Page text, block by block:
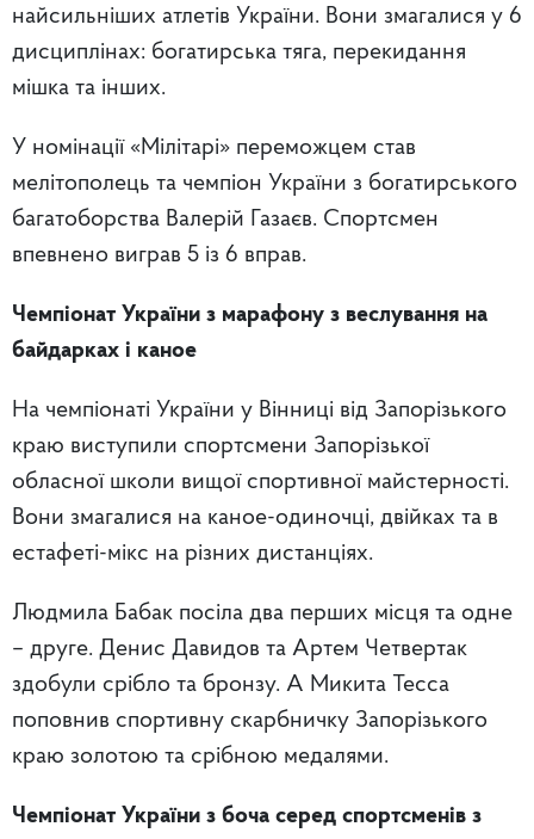
найсильніших атлетів України. Вони змагалися у 6
дисциплінах: богатирська тяга, перекидання
мішка та інших.
У номінації «Мілітарі» переможцем став
мелітополець та чемпіон України з богатирського
багатоборства Валерій Газаєв. Спортсмен
впевнено виграв 5 із 6 вправ.
Чемпіонат України з марафону з веслування на
байдарках і каное
На чемпіонаті України у Вінниці від Запорізького
краю виступили спортсмени Запорізької
обласної школи вищої спортивної майстерності.
Вони змагалися на каное-одиночці, двійках та в
естафеті-мікс на різних дистанціях.
Людмила Бабак посіла два перших місця та одне
– друге. Денис Давидов та Артем Четвертак
здобули срібло та бронзу. А Микита Тесса
поповнив спортивну скарбничку Запорізького
краю золотою та срібною медалями.
Чемпіонат України з боча серед спортсменів з